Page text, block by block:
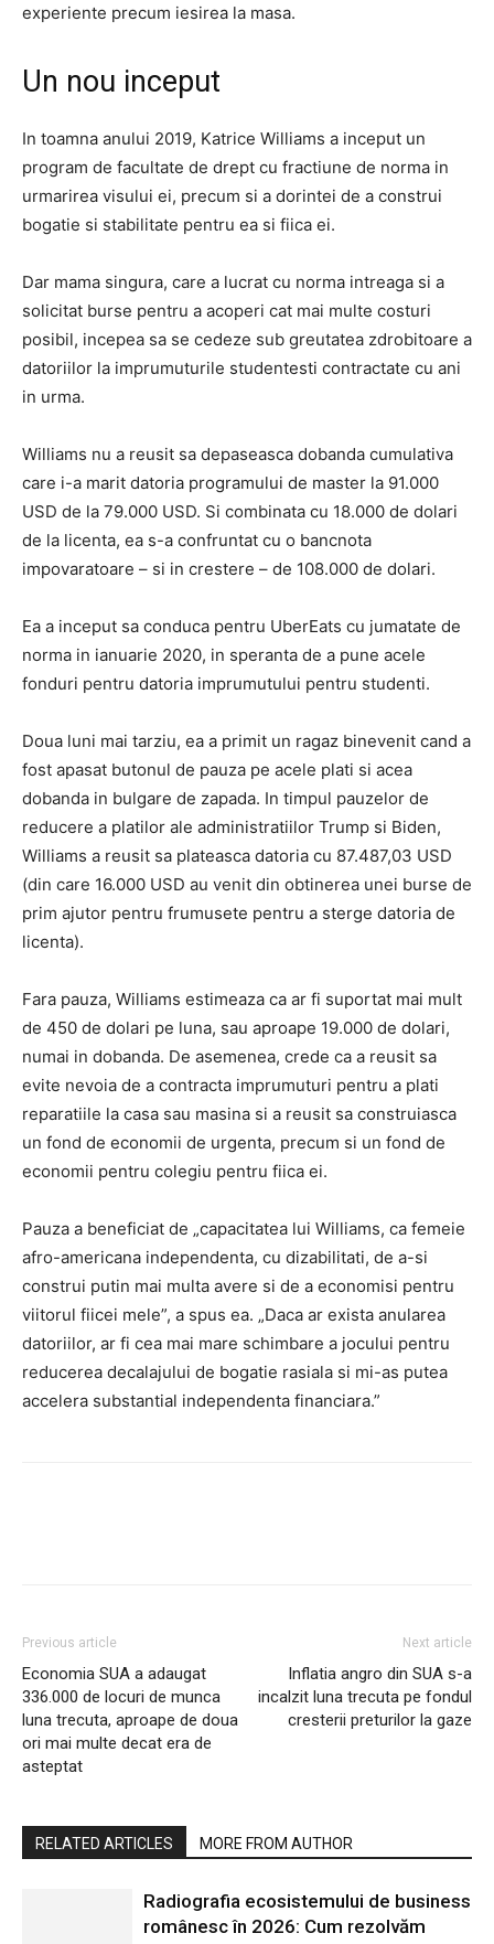
experiente precum iesirea la masa.
Un nou inceput
In toamna anului 2019, Katrice Williams a inceput un
program de facultate de drept cu fractiune de norma in
urmarirea visului ei, precum si a dorintei de a construi
bogatie si stabilitate pentru ea si fiica ei.
Dar mama singura, care a lucrat cu norma intreaga si a
solicitat burse pentru a acoperi cat mai multe costuri
posibil, incepea sa se cedeze sub greutatea zdrobitoare a
datoriilor la imprumuturile studentesti contractate cu ani
in urma.
Williams nu a reusit sa depaseasca dobanda cumulativa
care i-a marit datoria programului de master la 91.000
USD de la 79.000 USD. Si combinata cu 18.000 de dolari
de la licenta, ea s-a confruntat cu o bancnota
impovaratoare – si in crestere – de 108.000 de dolari.
Ea a inceput sa conduca pentru UberEats cu jumatate de
norma in ianuarie 2020, in speranta de a pune acele
fonduri pentru datoria imprumutului pentru studenti.
Doua luni mai tarziu, ea a primit un ragaz binevenit cand a
fost apasat butonul de pauza pe acele plati si acea
dobanda in bulgare de zapada. In timpul pauzelor de
reducere a platilor ale administratiilor Trump si Biden,
Williams a reusit sa plateasca datoria cu 87.487,03 USD
(din care 16.000 USD au venit din obtinerea unei burse de
prim ajutor pentru frumusete pentru a sterge datoria de
licenta).
Fara pauza, Williams estimeaza ca ar fi suportat mai mult
de 450 de dolari pe luna, sau aproape 19.000 de dolari,
numai in dobanda. De asemenea, crede ca a reusit sa
evite nevoia de a contracta imprumuturi pentru a plati
reparatiile la casa sau masina si a reusit sa construiasca
un fond de economii de urgenta, precum si un fond de
economii pentru colegiu pentru fiica ei.
Pauza a beneficiat de „capacitatea lui Williams, ca femeie
afro-americana independenta, cu dizabilitati, de a-si
construi putin mai multa avere si de a economisi pentru
viitorul fiicei mele”, a spus ea. „Daca ar exista anularea
datoriilor, ar fi cea mai mare schimbare a jocului pentru
reducerea decalajului de bogatie rasiala si mi-as putea
accelera substantial independenta financiara.”
Previous article
Economia SUA a adaugat
336.000 de locuri de munca
luna trecuta, aproape de doua
ori mai multe decat era de
asteptat
Next article
Inflatia angro din SUA s-a
incalzit luna trecuta pe fondul
cresterii preturilor la gaze
RELATED ARTICLES MORE FROM AUTHOR
Radiografia ecosistemului de business
românesc în 2026: Cum rezolvăm